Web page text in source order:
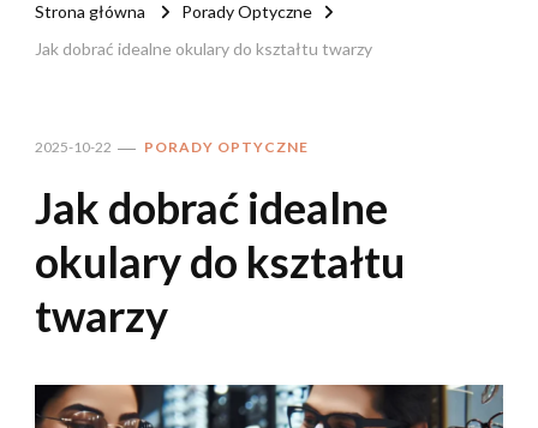
Strona główna
Porady Optyczne
Jak dobrać idealne okulary do kształtu twarzy
2025-10-22 PORADY OPTYCZNE
Jak dobrać idealne
okulary do kształtu
twarzy